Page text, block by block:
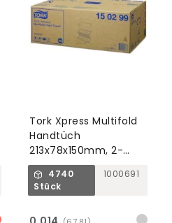
Tork Xpress Multifold
Handtüch
213x78x150mm, 2-
lagig, weiss, H2
Universal
4740
Stück
1000691